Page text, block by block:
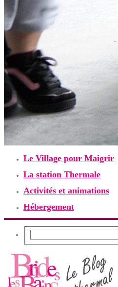
Le Village pour Maigrir
La station Thermale
Activités et animations
Hébergement